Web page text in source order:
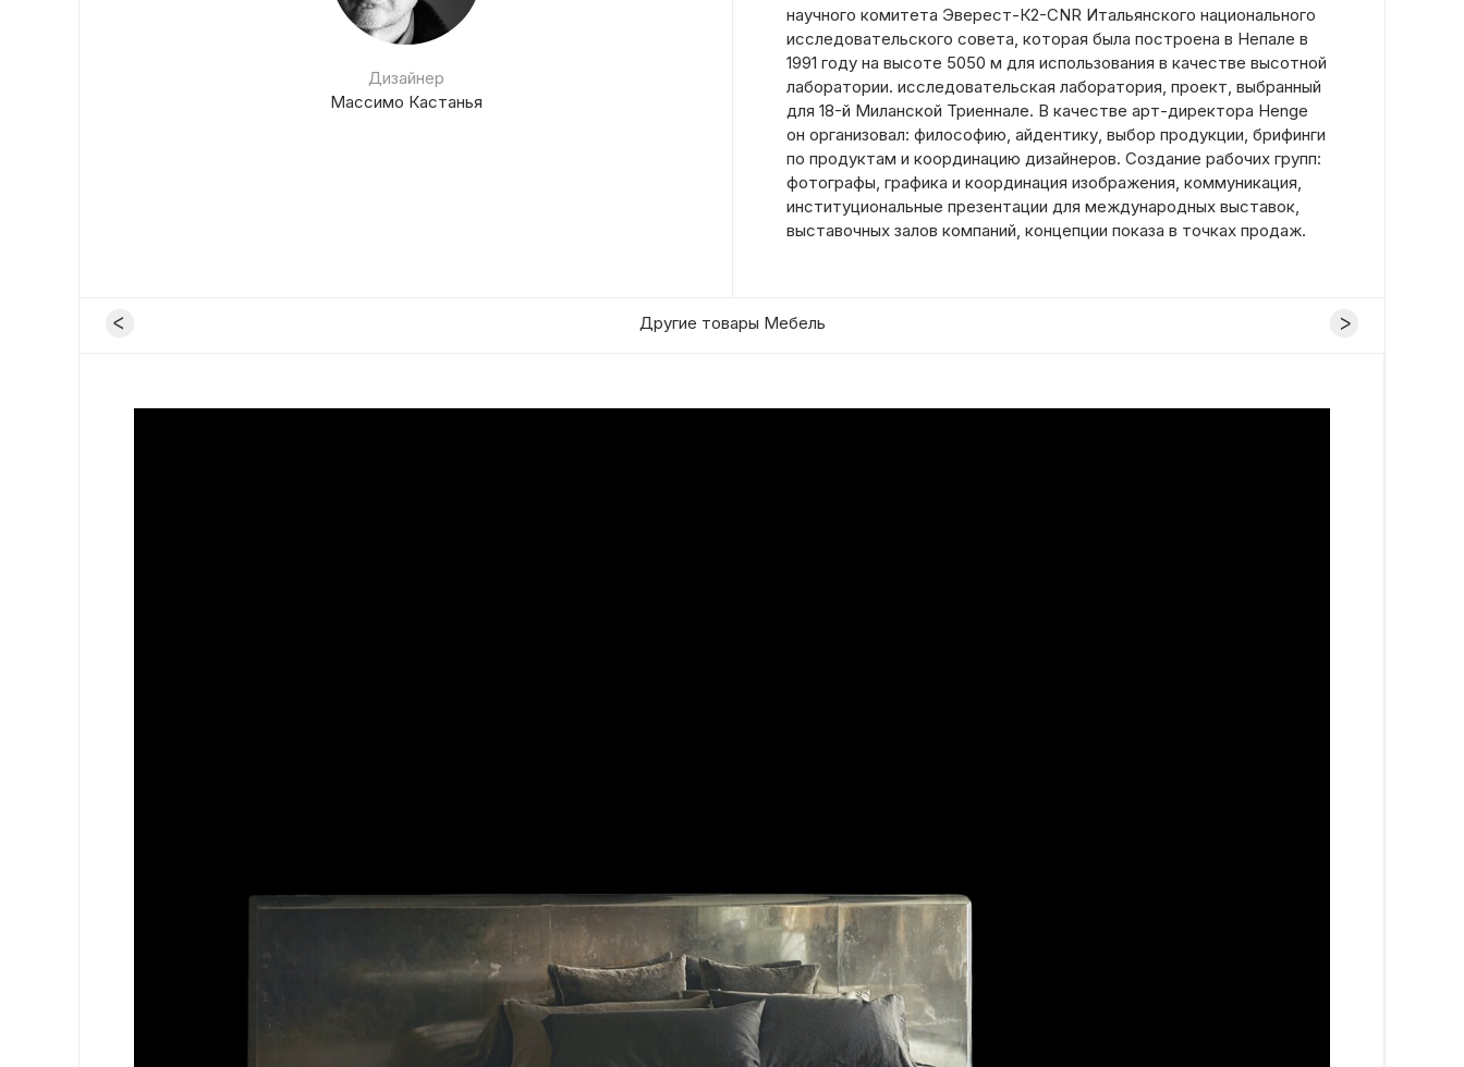
Дизайнер
Массимо Кастанья
научного комитета Эверест-К2-CNR Итальянского национального
исследовательского совета, которая была построена в Непале в
1991 году на высоте 5050 м для использования в качестве высотной
лаборатории. исследовательская лаборатория, проект, выбранный
для 18-й Миланской Триеннале. В качестве арт-директора Henge
он организовал: философию, айдентику, выбор продукции, брифинги
по продуктам и координацию дизайнеров. Создание рабочих групп:
фотографы, графика и координация изображения, коммуникация,
институциональные презентации для международных выставок,
выставочных залов компаний, концепции показа в точках продаж.
Другие товары Мебель